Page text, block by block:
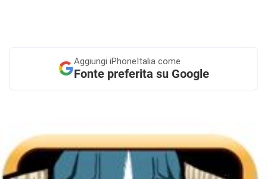
Aggiungi iPhoneItalia come
Fonte preferita su Google